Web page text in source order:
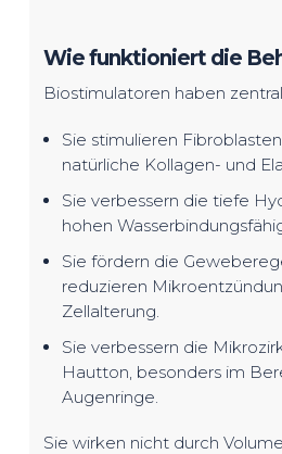
Wie funktioniert die
Biostimulatoren haben
Sie stimulieren
natürliche Kollagen- und
Sie verbessern die tiefe
hohen
Sie fördern die
reduzieren
Zellalterung.
Sie verbessern die
Hautton, besonders im
Augenringe.
Sie wirken nicht durch